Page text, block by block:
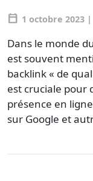
calendar_today 1 octobre 2023 |
Dans le monde
est souvent
backlink « de
est cruciale pour
présence en
sur Google et